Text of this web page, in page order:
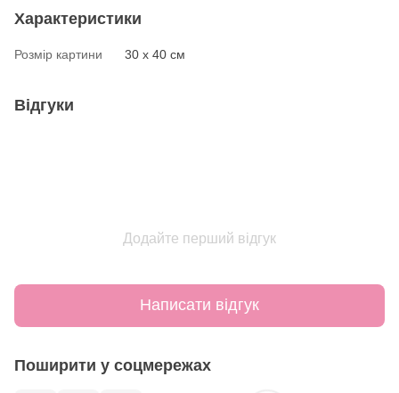
Характеристики
Розмір картини 30 х 40 см
Відгуки
Додайте перший відгук
Написати відгук
Поширити у соцмережах